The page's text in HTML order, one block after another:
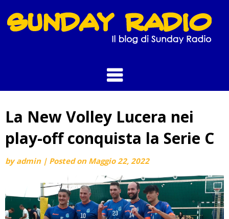
to
content
La New Volley Lucera nei
play-off conquista la Serie C
byadmin | Posted on Maggio 22, 2022